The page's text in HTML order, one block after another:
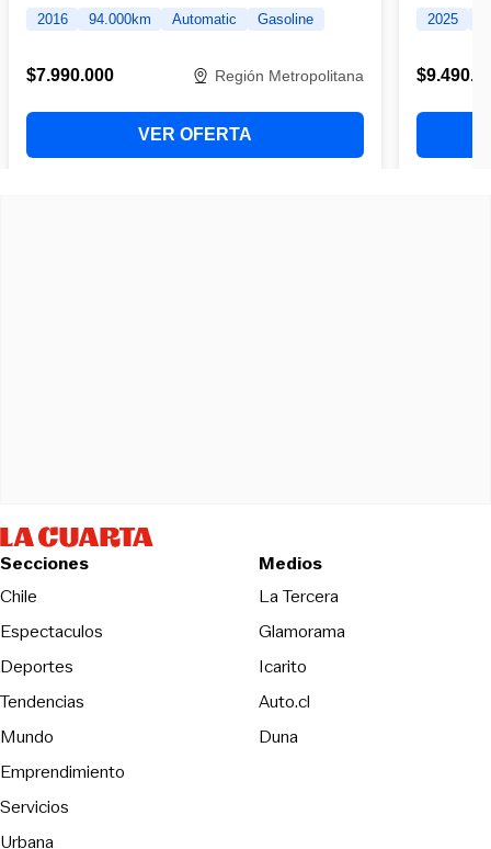
Secciones
Chile
Espectaculos
Deportes
Tendencias
Mundo
Emprendimiento
Servicios
Urbana
Medios
La TerceraOpens in new
Glamorama
Icarito
Auto.cl
DunaOpens in new window